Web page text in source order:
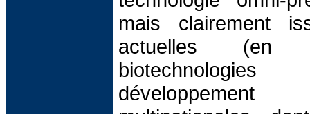
mais clairement
actuelles (en